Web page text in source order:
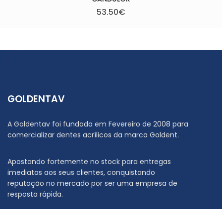
GOLDENTAV
A Goldentav foi fundada em Fevereiro de 2008 para
comercializar dentes acrílicos da marca Goldent.
Apostando fortemente no stock para entregas
imediatas aos seus clientes, conquistando
reputação no mercado por ser uma empresa de
resposta rápida.